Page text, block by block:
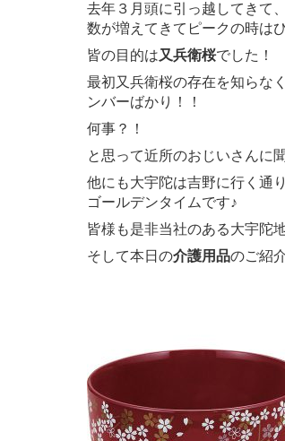
去年３月頭に引っ越してきて
数が増えてきてピークの時は
皆の目的は又兵衛桜でした！
最初又兵衛桜の存在を知らな
ンバーばかり！！
何事？！
と思って近所のおじいさんに
他にも大宇陀は吉野に行く通
ゴールデンタイムです♪
皆様も是非当社のある大宇陀
そして本日の介護用品のご紹